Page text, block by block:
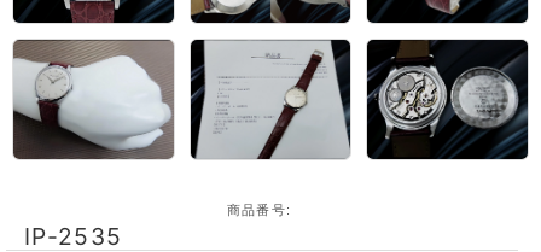
商品番号:
IP-2535